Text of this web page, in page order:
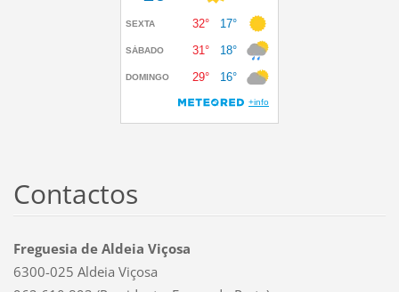
Contactos
Freguesia de Aldeia Viçosa
6300-025 Aldeia Viçosa